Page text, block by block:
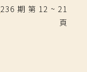
236 期 第 12 ~ 21
頁